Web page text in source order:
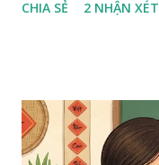
CHIA SẺ 2 NHẬN XÉT